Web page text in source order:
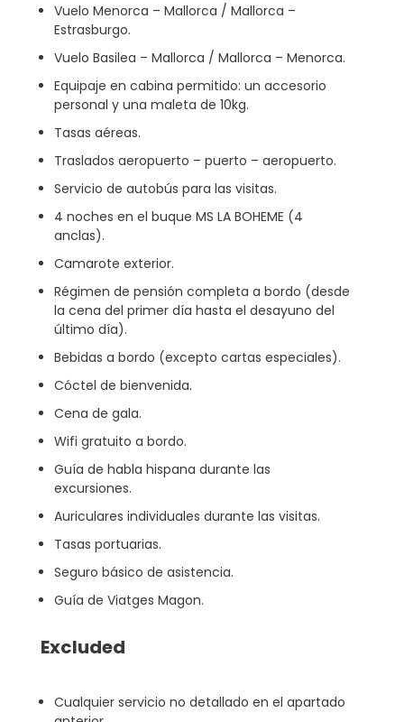
Vuelo Menorca – Mallorca / Mallorca –
Estrasburgo.
Vuelo Basilea – Mallorca / Mallorca – Menorca.
Equipaje en cabina permitido: un accesorio
personal y una maleta de 10kg.
Tasas aéreas.
Traslados aeropuerto – puerto – aeropuerto.
Servicio de autobús para las visitas.
4 noches en el buque MS LA BOHEME (4
anclas).
Camarote exterior.
Régimen de pensión completa a bordo (desde
la cena del primer día hasta el desayuno del
último día).
Bebidas a bordo (excepto cartas especiales).
Cóctel de bienvenida.
Cena de gala.
Wifi gratuito a bordo.
Guía de habla hispana durante las
excursiones.
Auriculares individuales durante las visitas.
Tasas portuarias.
Seguro básico de asistencia.
Guía de Viatges Magon.
Excluded
Cualquier servicio no detallado en el apartado